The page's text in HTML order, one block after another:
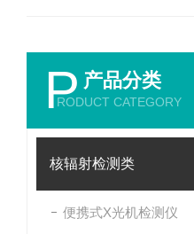
P 产品分类
RODUCT CATEGORY
核辐射检测类
便携式X光机检测仪